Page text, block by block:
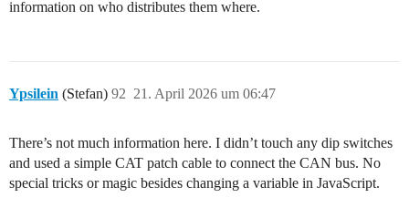
information on who distributes them where.
Ypsilein (Stefan) 21. April 2026 um 06:47
92
There’s not much information here. I didn’t touch any dip switches
and used a simple CAT patch cable to connect the CAN bus. No
special tricks or magic besides changing a variable in JavaScript.